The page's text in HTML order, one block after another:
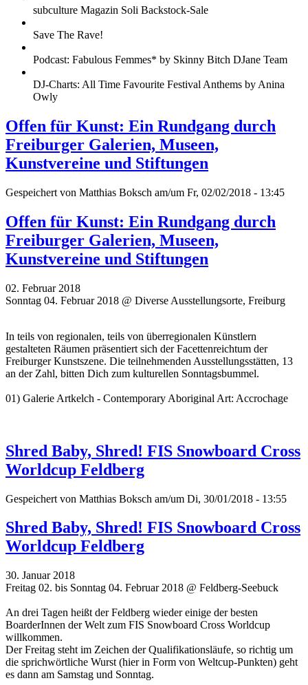
subculture Magazin Soli Backstock-Sale
Save The Rave!
Podcast: Fabulous Femmes* by Skinny Bitch DJane Team
DJ-Charts: All Time Favourite Festival Anthems by Anina
Owly
Offen für Kunst: Ein Rundgang durch
Freiburger Galerien, Museen,
Kunstvereine und Stiftungen
Gespeichert von Matthias Boksch am/um Fr, 02/02/2018 - 13:45
Offen für Kunst: Ein Rundgang durch
Freiburger Galerien, Museen,
Kunstvereine und Stiftungen
02. Februar 2018
Sonntag 04. Februar 2018 @ Diverse Ausstellungsorte, Freiburg
In teils von regionalen, teils von überregionalen Künstlern
gestalteten Räumen präsentiert sich der Facettenreichtum der
Freiburger Kunstszene. Die teilnehmenden Ausstellungsstätten, 13
an der Zahl, bitten Dich zum kulturellen Sonntagsbummel.
01) Galerie Artkelch - Contemporary Aboriginal Art: Accrochage
Shred Baby, Shred! FIS Snowboard Cross
Worldcup Feldberg
Gespeichert von Matthias Boksch am/um Di, 30/01/2018 - 13:55
Shred Baby, Shred! FIS Snowboard Cross
Worldcup Feldberg
30. Januar 2018
Freitag 02. bis Sonntag 04. Februar 2018 @ Feldberg-Seebuck
An drei Tagen heißt der Feldberg wieder einige der besten
BoarderInnen der Welt zum FIS Snowboard Cross Worldcup
willkommen.
Der Freitag steht im Zeichen der Qualifikationsläufe, so richtig um
die sprichwörtliche Wurst (hier in Form von Weltcup-Punkten) geht
es dann am Samstag und Sonntag.